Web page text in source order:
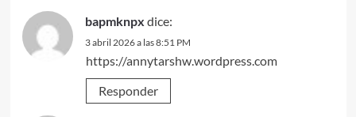
bapmknpx dice:
3 abril 2026 a las 8:51 PM
https://annytarshw.wordpress.com
Responder